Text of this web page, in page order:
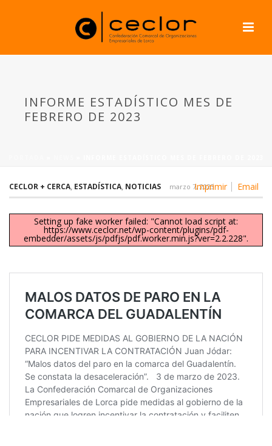
INFORME ESTADÍSTICO MES DE
FEBRERO DE 2023
Imprimir Email
CECLOR + CERCA, ESTADÍSTICA, NOTICIAS marzo 7, 2023
Setting up fake worker failed: "Cannot load script at:
https://www.ceclor.net/wp-content/plugins/pdf-
embedder/assets/js/pdfjs/pdf.worker.min.js?ver=2.2.228".